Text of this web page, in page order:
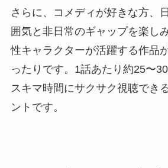
さらに、コメディが好きな方、
囲気と非日常のギャップを楽し
性キャラクターが活躍する作品
ったりです。1話あたり約25〜
スキマ時間にサクサク視聴でき
ントです。